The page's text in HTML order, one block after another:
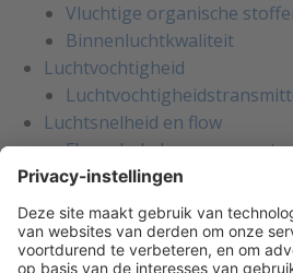
Vluchtige organische
Binnenluchtkwaliteit
Luchtvochtigheid
Luchtsnelheid en flow
Flowschakelaars voor water
Flowsensoren voor
Luchtsnelheidstransmitters
Licht en bewegingssensoren
Bewegingssensoren